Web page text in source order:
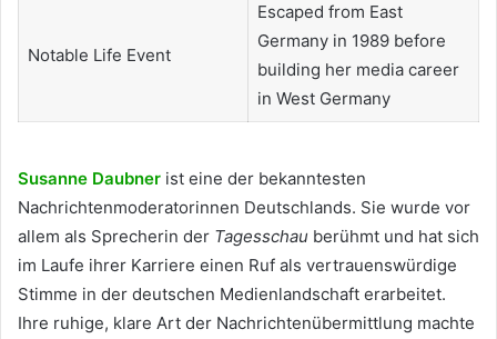
Notable Life Event
Escaped from East
Germany in 1989 before
building her media career
in West Germany
Susanne Daubner ist eine der bekanntesten
Nachrichtenmoderatorinnen Deutschlands. Sie wurde vor
allem als Sprecherin der Tagesschau berühmt und hat sich
im Laufe ihrer Karriere einen Ruf als vertrauenswürdige
Stimme in der deutschen Medienlandschaft erarbeitet.
Ihre ruhige, klare Art der Nachrichtenübermittlung machte